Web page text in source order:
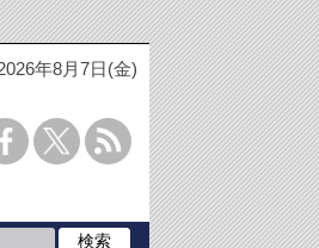
年8月7日(金)